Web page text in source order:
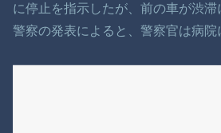
に停止を指示したが、前の車が渋
警察の発表によると、警察官は病